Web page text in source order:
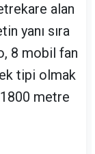
alan
yanı sıra
8 mobil fan
tipi olmak
metre